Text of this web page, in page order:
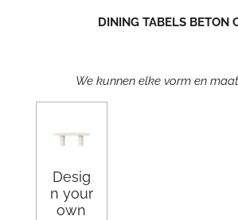
DINING TABELS BETON
We kunnen elke vorm en
Desig
n your
own